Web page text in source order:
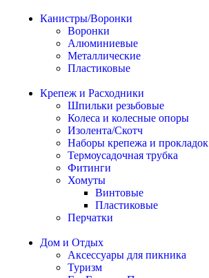
Канистры/Воронки
Воронки
Алюминиевые
Металлические
Пластиковые
Крепеж и Расходники
Шпильки резьбовые
Колеса и колесные опоры
Изолента/Скотч
Наборы крепежа и прокладок
Термоусадочная трубка
Фитинги
Хомуты
Винтовые
Пластиковые
Перчатки
Дом и Отдых
Аксессуары для пикника
Туризм